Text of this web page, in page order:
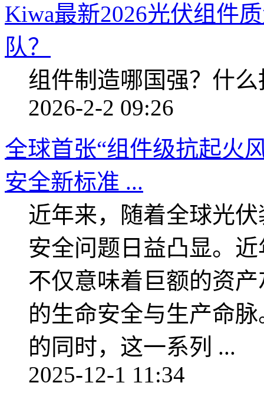
Kiwa最新2026光伏组件
队？
组件制造哪国强？什
2026-2-2 09:26
全球首张“组件级抗起火
安全新标准 ...
近年来，随着全球光
安全问题日益凸显。
不仅意味着巨额的资
的生命安全与生产命
的同时，这一系列 ...
2025-12-1 11:34